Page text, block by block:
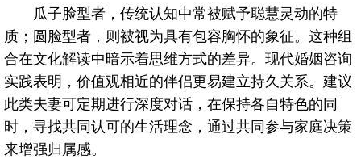
瓜子脸型者，传统认知中常被赋予聪慧灵动的特
质；圆脸型者，则被视为具有包容胸怀的象征。这种组
合在文化解读中暗示着思维方式的差异。现代婚姻咨询
实践表明，价值观相近的伴侣更易建立持久关系。建议
此类夫妻可定期进行深度对话，在保持各自特色的同
时，寻找共同认可的生活理念，通过共同参与家庭决策
来增强归属感。